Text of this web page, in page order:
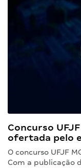
Concurso
ofertada pelo
O concurso UFJF
Com a publicação